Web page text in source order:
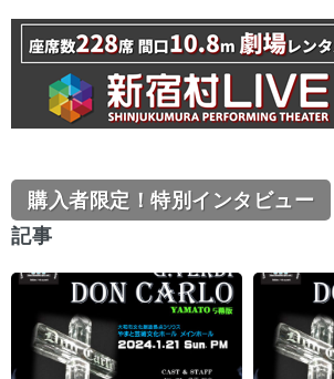
購入者限定！特別インタビュー
記事